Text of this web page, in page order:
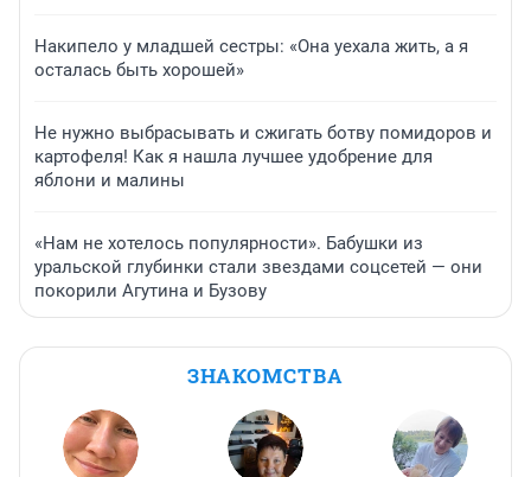
Накипело у младшей сестры: «Она уехала жить, а я
осталась быть хорошей»
Не нужно выбрасывать и сжигать ботву помидоров и
картофеля! Как я нашла лучшее удобрение для
яблони и малины
«Нам не хотелось популярности». Бабушки из
уральской глубинки стали звездами соцсетей — они
покорили Агутина и Бузову
ЗНАКОМСТВА